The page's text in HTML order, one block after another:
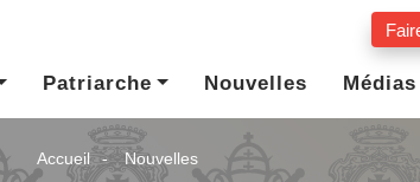
Patriarche Nouvelles Médias
Accueil Nouvelles